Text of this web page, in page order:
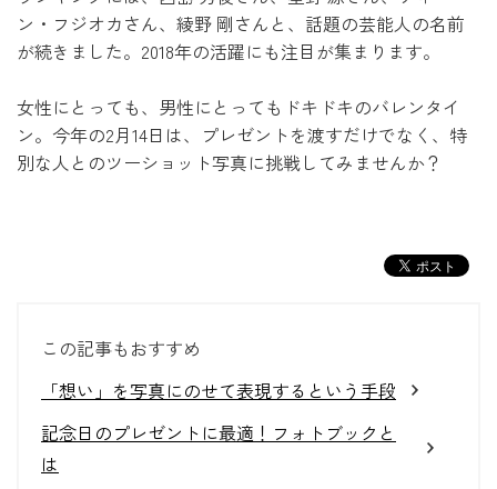
ン・フジオカさん、綾野 剛さんと、話題の芸能人の名前
が続きました。2018年の活躍にも注目が集まります。
女性にとっても、男性にとってもドキドキのバレンタイ
ン。今年の2月14日は、プレゼントを渡すだけでなく、特
別な人とのツーショット写真に挑戦してみませんか？
この記事もおすすめ
「想い」を写真にのせて表現するという手段
記念日のプレゼントに最適！フォトブックと
は